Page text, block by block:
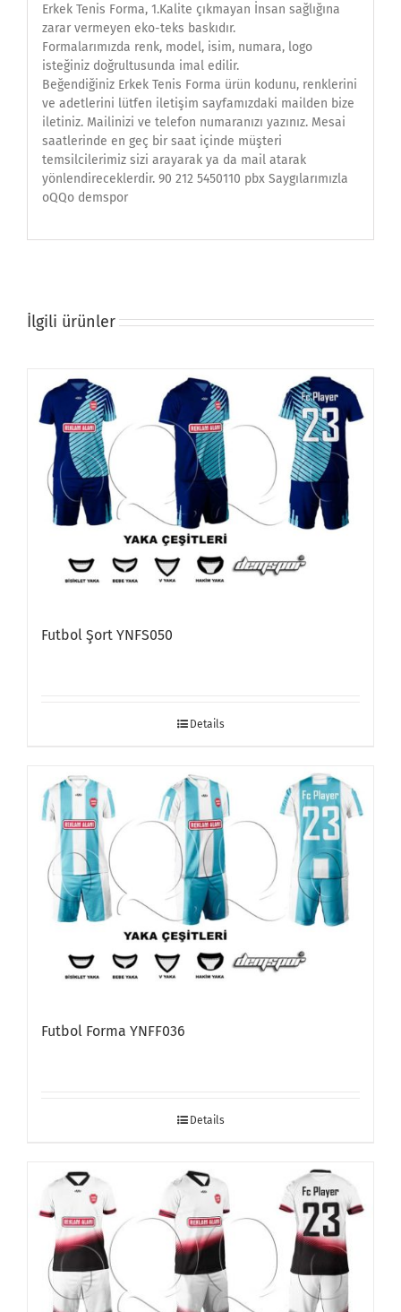
Erkek Tenis Forma, 1.Kalite çıkmayan İnsan sağlığına
zarar vermeyen eko-teks baskıdır.
Formalarımızda renk, model, isim, numara, logo
isteğiniz doğrultusunda imal edilir.
Beğendiğiniz Erkek Tenis Forma ürün kodunu, renklerini
ve adetlerini lütfen iletişim sayfamızdaki mailden bize
iletiniz. Mailinizi ve telefon numaranızı yazınız. Mesai
saatlerinde en geç bir saat içinde müşteri
temsilcilerimiz sizi arayarak ya da mail atarak
yönlendireceklerdir. 90 212 5450110 pbx Saygılarımızla
oQQo demspor
İlgili ürünler
Futbol Şort YNFS050
Details
Futbol Forma YNFF036
Details